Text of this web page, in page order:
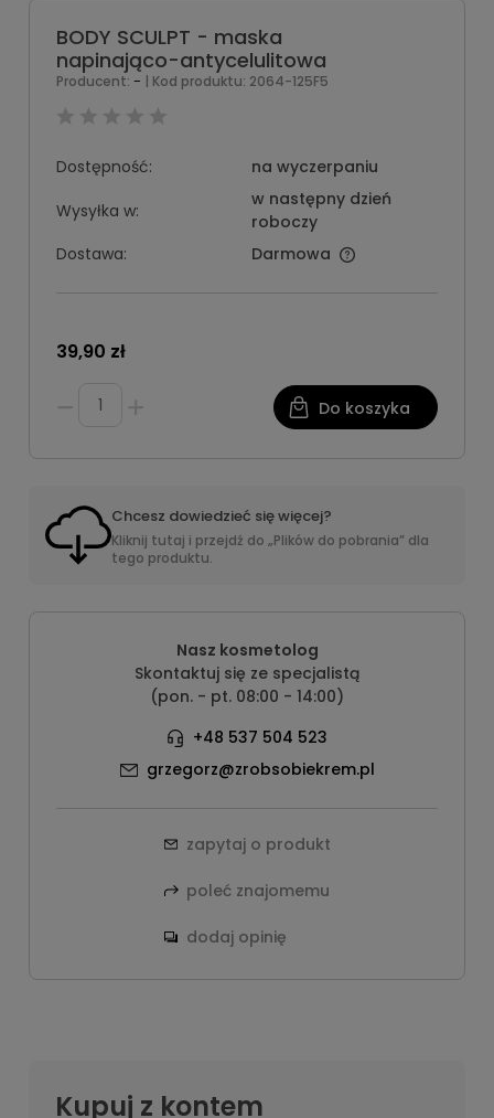
BODY SCULPT - maska
napinająco-antycelulitowa
Producent: - | Kod produktu: 2064-125F5
Dostępność:
na wyczerpaniu
Wysyłka w:
w następny dzień
roboczy
Dostawa:
Darmowa
39,90 zł
Do koszyka
Chcesz dowiedzieć się więcej?
Kliknij tutaj i przejdź do „Plików do pobrania” dla
tego produktu.
Nasz kosmetolog
Skontaktuj się ze specjalistą
(pon. - pt. 08:00 - 14:00)
+48 537 504 523
grzegorz@zrobsobiekrem.pl
zapytaj o produkt
poleć znajomemu
dodaj opinię
Kupuj z kontem